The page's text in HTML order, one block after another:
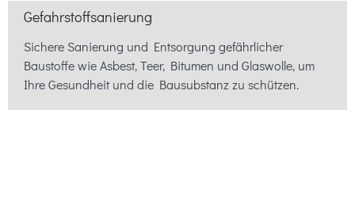
Gefahrstoffsanierung
Sichere Sanierung und Entsorgung gefährlicher
Baustoffe wie Asbest, Teer, Bitumen und Glaswolle, um
Ihre Gesundheit und die Bausubstanz zu schützen.